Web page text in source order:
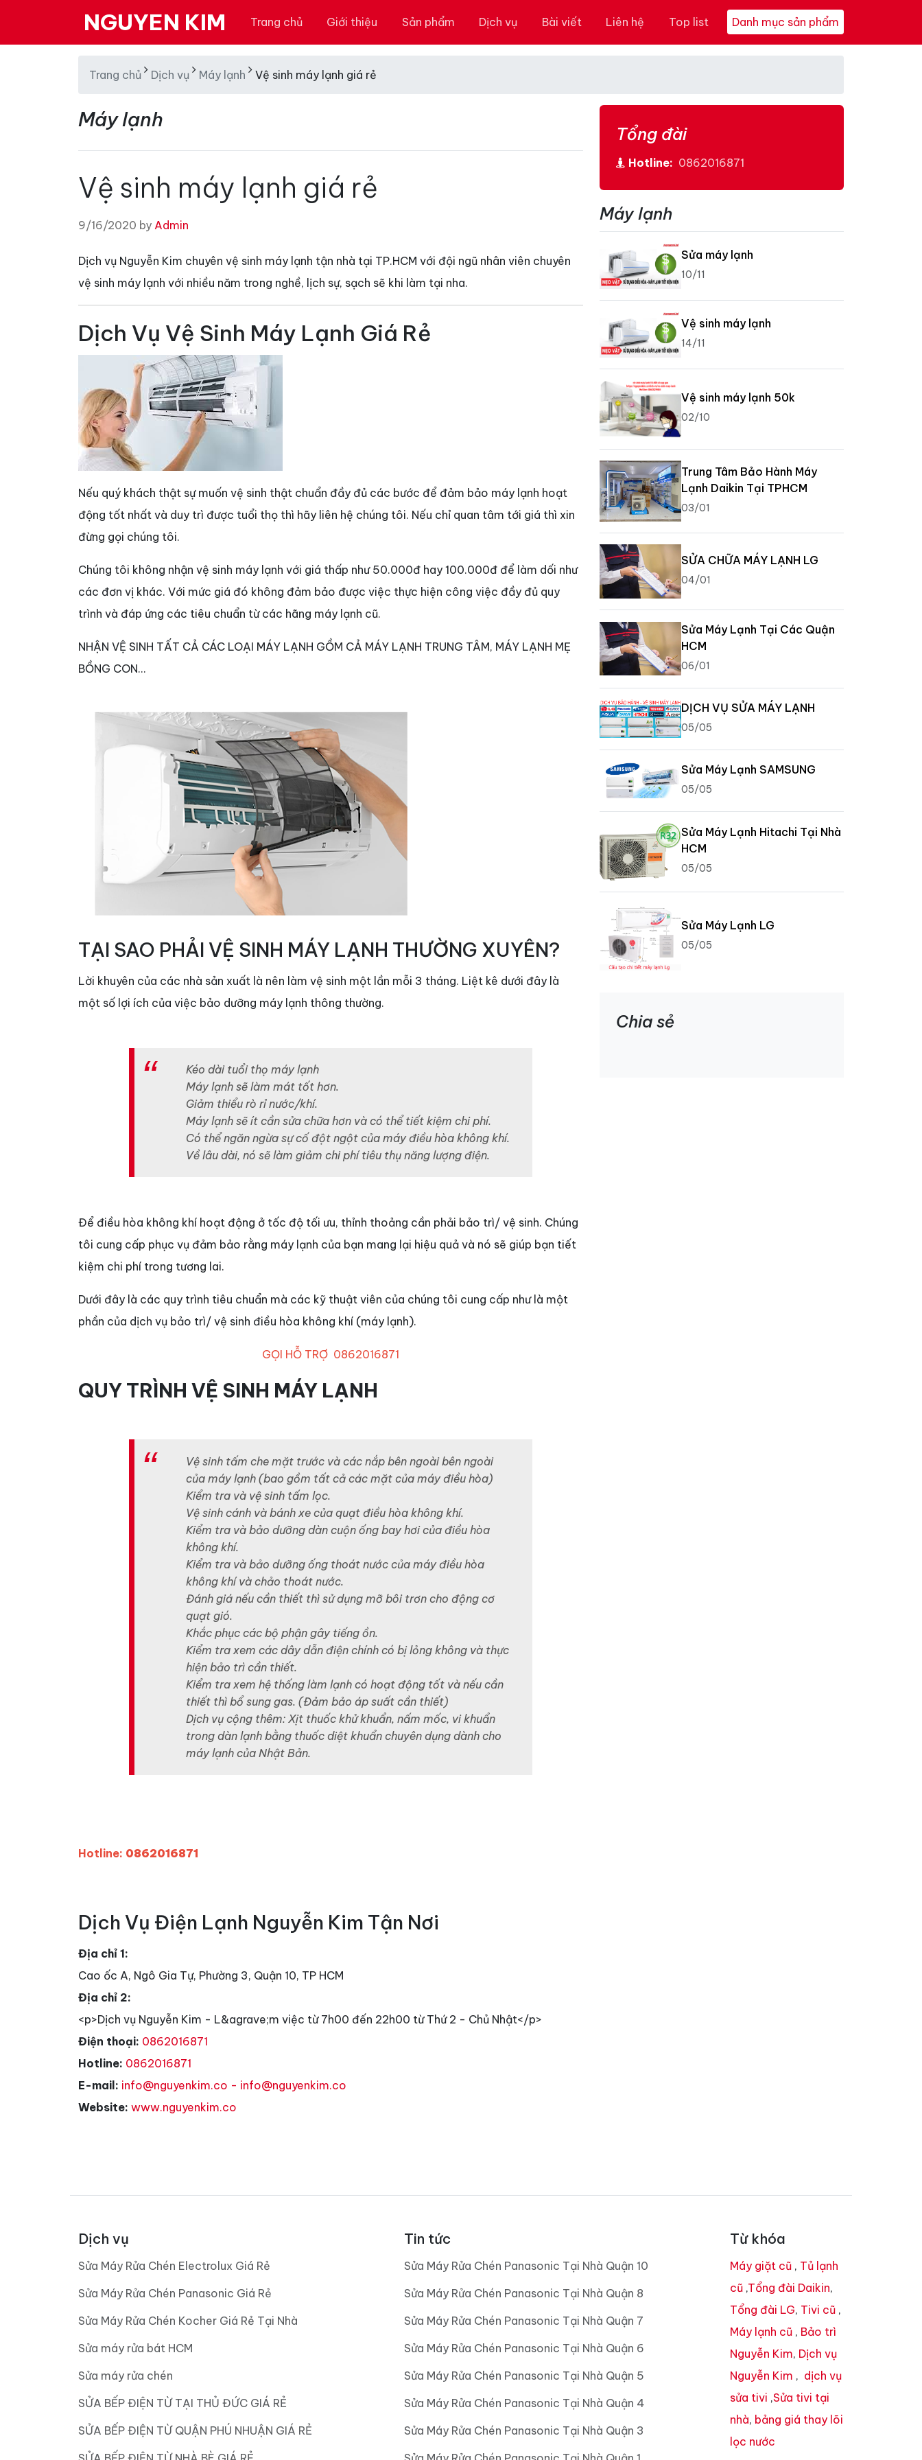
NGUYEN KIM Trang chủ Giới thiệu Sản phẩm Dịch vụ Bài viết Liên hệ Top list Danh mục sản phẩm
Trang chủ Dịch vụ Máy lạnh Vệ sinh máy lạnh giá rẻ
Máy lạnh
Vệ sinh máy lạnh giá rẻ
9/16/2020 by Admin
Dịch vụ Nguyễn Kim chuyên vệ sinh máy lạnh tận nhà tại TP.HCM với đội ngũ nhân viên chuyên
vệ sinh máy lạnh với nhiều năm trong nghề, lịch sự, sạch sẽ khi làm tại nha.
Dịch Vụ Vệ Sinh Máy Lạnh Giá Rẻ
Nếu quý khách thật sự muốn vệ sinh thật chuẩn đầy đủ các bước để đảm bảo máy lạnh hoạt
động tốt nhất và duy trì được tuổi thọ thì hãy liên hệ chúng tôi. Nếu chỉ quan tâm tới giá thì xin
đừng gọi chúng tôi.
Chúng tôi không nhận vệ sinh máy lạnh với giá thấp như 50.000đ hay 100.000đ để làm dối như
các đơn vị khác. Với mức giá đó không đảm bảo được việc thực hiện công việc đầy đủ quy
trình và đáp ứng các tiêu chuẩn từ các hãng máy lạnh cũ.
NHẬN VỆ SINH TẤT CẢ CÁC LOẠI MÁY LẠNH GỒM CẢ MÁY LẠNH TRUNG TÂM, MÁY LẠNH MẸ
BỒNG CON…
TẠI SAO PHẢI VỆ SINH MÁY LẠNH THƯỜNG XUYÊN?
Lời khuyên của các nhà sản xuất là nên làm vệ sinh một lần mỗi 3 tháng. Liệt kê dưới đây là
một số lợi ích của việc bảo dưỡng máy lạnh thông thường.
Kéo dài tuổi thọ máy lạnh
Máy lạnh sẽ làm mát tốt hơn.
Giảm thiểu rò rỉ nước/khí.
Máy lạnh sẽ ít cần sửa chữa hơn và có thể tiết kiệm chi phí.
Có thể ngăn ngừa sự cố đột ngột của máy điều hòa không khí.
Về lâu dài, nó sẽ làm giảm chi phí tiêu thụ năng lượng điện.
Để điều hòa không khí hoạt động ở tốc độ tối ưu, thỉnh thoảng cần phải bảo trì/ vệ sinh. Chúng
tôi cung cấp phục vụ đảm bảo rằng máy lạnh của bạn mang lại hiệu quả và nó sẽ giúp bạn tiết
kiệm chi phí trong tương lai.
Dưới đây là các quy trình tiêu chuẩn mà các kỹ thuật viên của chúng tôi cung cấp như là một
phần của dịch vụ bảo trì/ vệ sinh điều hòa không khí (máy lạnh).
GỌI HỖ TRỢ 0862016871
QUY TRÌNH VỆ SINH MÁY LẠNH
Vệ sinh tấm che mặt trước và các nắp bên ngoài bên ngoài
của máy lạnh (bao gồm tất cả các mặt của máy điều hòa)
Kiểm tra và vệ sinh tấm lọc.
Vệ sinh cánh và bánh xe của quạt điều hòa không khí.
Kiểm tra và bảo dưỡng dàn cuộn ống bay hơi của điều hòa
không khí.
Kiểm tra và bảo dưỡng ống thoát nước của máy điều hòa
không khí và chảo thoát nước.
Đánh giá nếu cần thiết thì sử dụng mỡ bôi trơn cho động cơ
quạt gió.
Khắc phục các bộ phận gây tiếng ồn.
Kiểm tra xem các dây dẫn điện chính có bị lỏng không và thực
hiện bảo trì cần thiết.
Kiểm tra xem hệ thống làm lạnh có hoạt động tốt và nếu cần
thiết thì bổ sung gas. (Đảm bảo áp suất cần thiết)
Dịch vụ cộng thêm: Xịt thuốc khử khuẩn, nấm mốc, vi khuẩn
trong dàn lạnh bằng thuốc diệt khuẩn chuyên dụng dành cho
máy lạnh của Nhật Bản.
Hotline: 0862016871
Dịch Vụ Điện Lạnh Nguyễn Kim Tận Nơi
Địa chỉ 1:
Cao ốc A, Ngô Gia Tự, Phường 3, Quận 10, TP HCM
Địa chỉ 2:
<p>Dịch vụ Nguyễn Kim - L&agrave;m việc từ 7h00 đến 22h00 từ Thứ 2 - Chủ Nhật</p>
Điện thoại: 0862016871
Hotline: 0862016871
E-mail: info@nguyenkim.co - info@nguyenkim.co
Website: www.nguyenkim.co
Tổng đài
Hotline: 0862016871
Máy lạnh
Sửa máy lạnh
10/11
Vệ sinh máy lạnh
14/11
Vệ sinh máy lạnh 50k
02/10
Trung Tâm Bảo Hành Máy
Lạnh Daikin Tại TPHCM
03/01
SỬA CHỮA MÁY LẠNH LG
04/01
Sửa Máy Lạnh Tại Các Quận
HCM
06/01
DỊCH VỤ SỬA MÁY LẠNH
05/05
Sửa Máy Lạnh SAMSUNG
05/05
Sửa Máy Lạnh Hitachi Tại Nhà
HCM
05/05
Sửa Máy Lạnh LG
05/05
Chia sẻ
Dịch vụ
Sửa Máy Rửa Chén Electrolux Giá Rẻ
Sửa Máy Rửa Chén Panasonic Giá Rẻ
Sửa Máy Rửa Chén Kocher Giá Rẻ Tại Nhà
Sửa máy rửa bát HCM
Sửa máy rửa chén
SỬA BẾP ĐIỆN TỪ TẠI THỦ ĐỨC GIÁ RẺ
SỬA BẾP ĐIỆN TỪ QUẬN PHÚ NHUẬN GIÁ RẺ
Tin tức
Sửa Máy Rửa Chén Panasonic Tại Nhà Quận 10
Sửa Máy Rửa Chén Panasonic Tại Nhà Quận 8
Sửa Máy Rửa Chén Panasonic Tại Nhà Quận 7
Sửa Máy Rửa Chén Panasonic Tại Nhà Quận 6
Sửa Máy Rửa Chén Panasonic Tại Nhà Quận 5
Sửa Máy Rửa Chén Panasonic Tại Nhà Quận 4
Sửa Máy Rửa Chén Panasonic Tại Nhà Quận 3
Từ khóa
Máy giặt cũ , Tủ lạnh
cũ ,Tổng đài Daikin,
Tổng đài LG, Tivi cũ ,
Máy lạnh cũ , Bảo trì
Nguyễn Kim, Dịch vụ
Nguyễn Kim , dịch vụ
sửa tivi ,Sửa tivi tại
nhà, bảng giá thay lõi
lọc nước